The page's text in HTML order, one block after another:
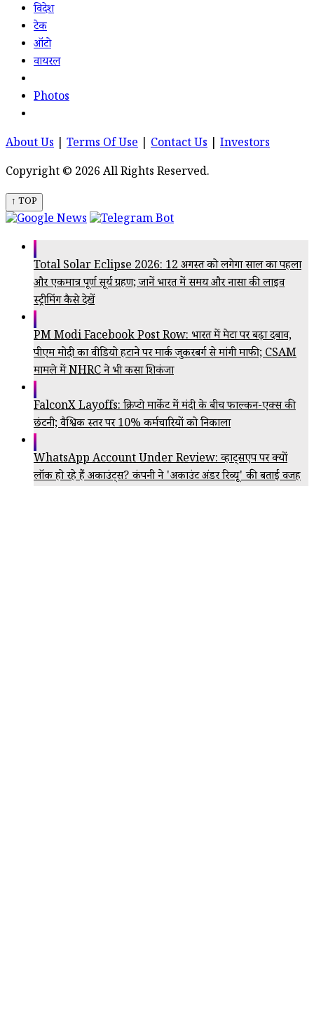
विदेश
टेक
ऑटो
वायरल
Photos
About Us Terms Of Use Contact Us
Investors
Copyright © 2026 All Rights Reserved.
↑ TOP
Total Solar Eclipse 2026: 12 अगस्त को लगेगा साल का पहला
और एकमात्र पूर्ण सूर्य ग्रहण; जानें भारत में समय और नासा की लाइव
स्ट्रीमिंग कैसे देखें
PM Modi Facebook Post Row: भारत में मेटा पर बढ़ा दबाव,
पीएम मोदी का वीडियो हटाने पर मार्क जुकरबर्ग से मांगी माफी; CSAM
मामले में NHRC ने भी कसा शिकंजा
FalconX Layoffs: क्रिप्टो मार्केट में मंदी के बीच फाल्कन-एक्स की
छंटनी; वैश्विक स्तर पर 10% कर्मचारियों को निकाला
WhatsApp Account Under Review: व्हाट्सएप पर क्यों
लॉक हो रहे हैं अकाउंट्स? कंपनी ने 'अकाउंट अंडर रिव्यू' की बताई वजह